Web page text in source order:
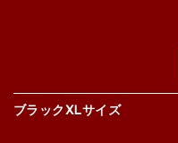
ブラックXLサイズ